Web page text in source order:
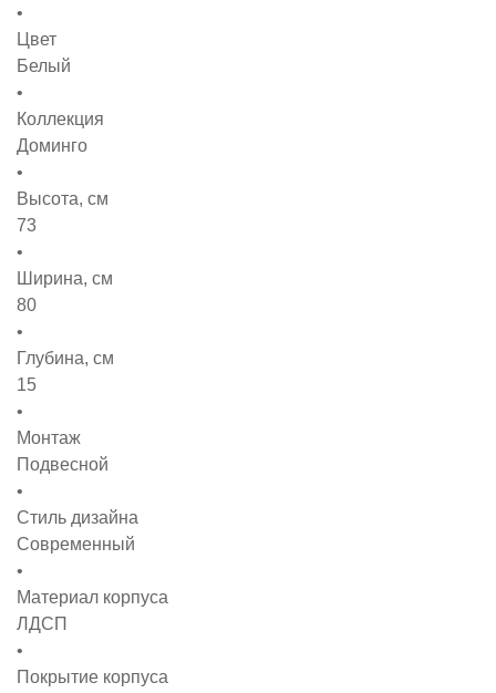
Цвет
Белый
Коллекция
Доминго
Высота, см
73
Ширина, см
80
Глубина, см
15
Монтаж
Подвесной
Стиль дизайна
Современный
Материал корпуса
ЛДСП
Покрытие корпуса